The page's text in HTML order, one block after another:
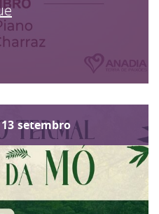
13 setembro